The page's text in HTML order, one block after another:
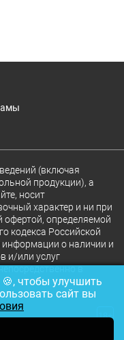
(включая
продукции), а
носит
характер и ни при
офертой, определяемой
кодекса Российской
о наличии и
и/или услуг
в
18+
чтобы улучшить
сайт вы